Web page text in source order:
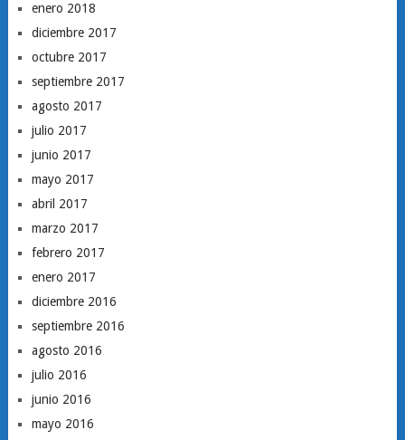
enero 2018
diciembre 2017
octubre 2017
septiembre 2017
agosto 2017
julio 2017
junio 2017
mayo 2017
abril 2017
marzo 2017
febrero 2017
enero 2017
diciembre 2016
septiembre 2016
agosto 2016
julio 2016
junio 2016
mayo 2016